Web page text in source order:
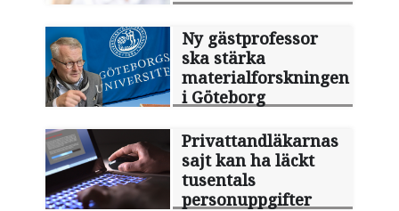
Ny gästprofessor
ska stärka
materialforskningen
i Göteborg
Privattandläkarnas
sajt kan ha läckt
tusentals
personuppgifter